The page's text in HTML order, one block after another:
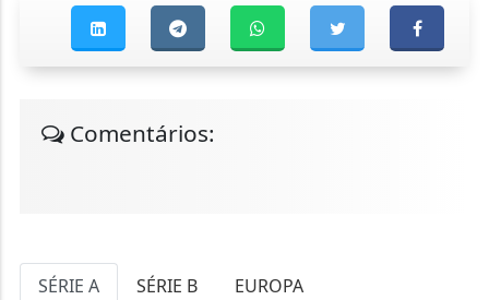
Comentários:
SÉRIE A SÉRIE B EUROPA